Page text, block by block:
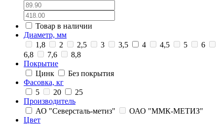
Товар в наличии
Диаметр, мм
1,8
2 2,5 3 3,5 4 4,5 5
6
6,8
7,6
8,8
Покрытие
Цинк
Без покрытия
Фасовка, кг
5
20
25
Производитель
АО "Северсталь-метиз"
ОАО "ММК-МЕТИЗ"
Цвет